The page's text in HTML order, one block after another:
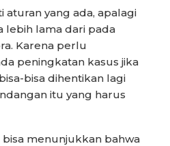
aturan yang ada, apalagi
lebih lama dari pada
Karena perlu
peningkatan kasus jika
bisa dihentikan lagi
itu yang harus
menunjukkan bahwa